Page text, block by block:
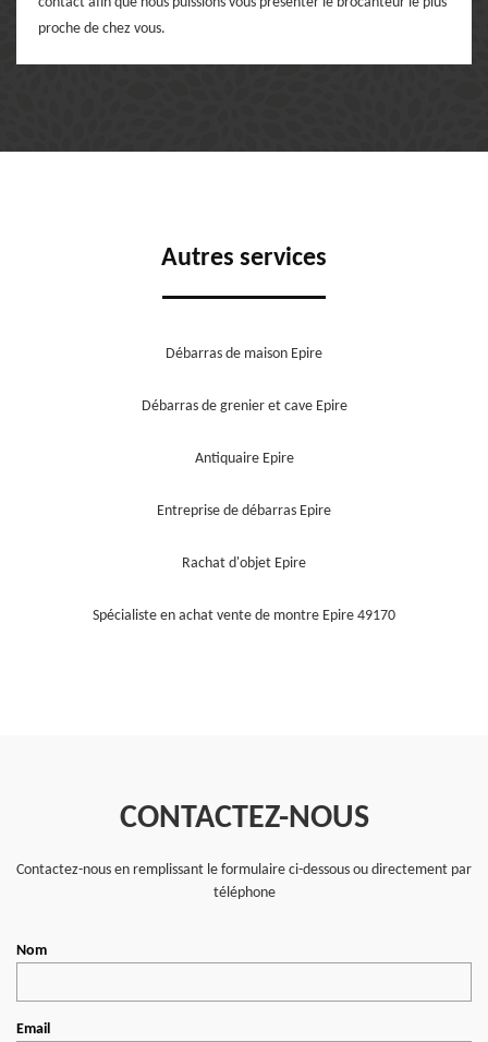
proche de chez vous.
Autres services
Débarras de maison Epire
Débarras de grenier et cave Epire
Antiquaire Epire
Entreprise de débarras Epire
Rachat d'objet Epire
Spécialiste en achat vente de montre Epire 49170
CONTACTEZ-NOUS
Contactez-nous en remplissant le formulaire ci-dessous ou directement par
téléphone
Nom
Email